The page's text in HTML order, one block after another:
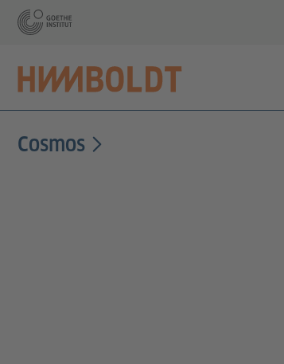
Cosmos